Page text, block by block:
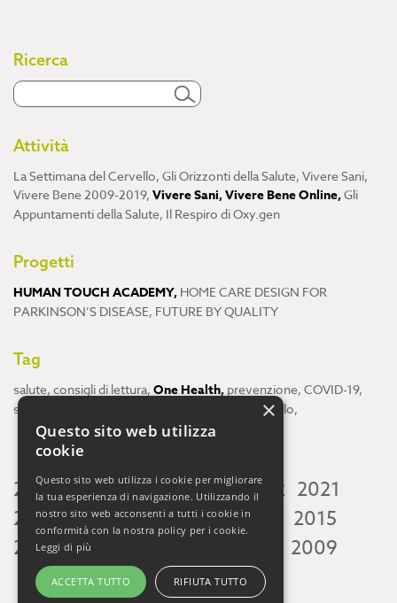
Ricerca
Attività
La Settimana del Cervello, Gli Orizzonti della Salute, Vivere Sani,
Vivere Bene 2009-2019, Vivere Sani, Vivere Bene Online,Gli
Appuntamenti della Salute, Il Respiro di Oxy.gen
Progetti
HUMAN TOUCH ACADEMY, HOME CARE DESIGN FOR
PARKINSON’S DISEASE, FUTURE BY QUALITY
Tag
salute, consigli di lettura, One Health, prevenzione, COVID-19,
scienza
cervello,
2026 2025 2024 2023 2022 2021
2020 2019 2018 2017 2016
2015
2014 2013 2009
×
Questo sito web utilizza
cookie
Questo sito web utilizza i cookie per migliorare
la tua esperienza di navigazione. Utilizzando il
nostro sito web acconsenti a tutti i cookie in
conformità con la nostra policy per i cookie.
Leggi di più
ACCETTA TUTTO RIFIUTA TUTTO